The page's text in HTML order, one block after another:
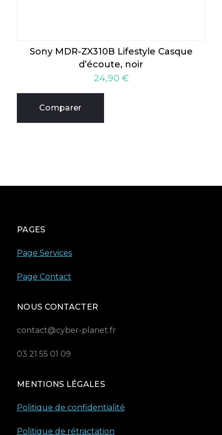
Sony MDR-ZX310B Lifestyle Casque
d’écoute, noir
24,90 €
Comparer
PAGES
Page Services
Page Contact
NOUS CONTACTER
contact@cyber-planet.fr
03 21 55 01 09
MENTIONS LÉGALES
Politique de confidentialité
Politique de rétractation